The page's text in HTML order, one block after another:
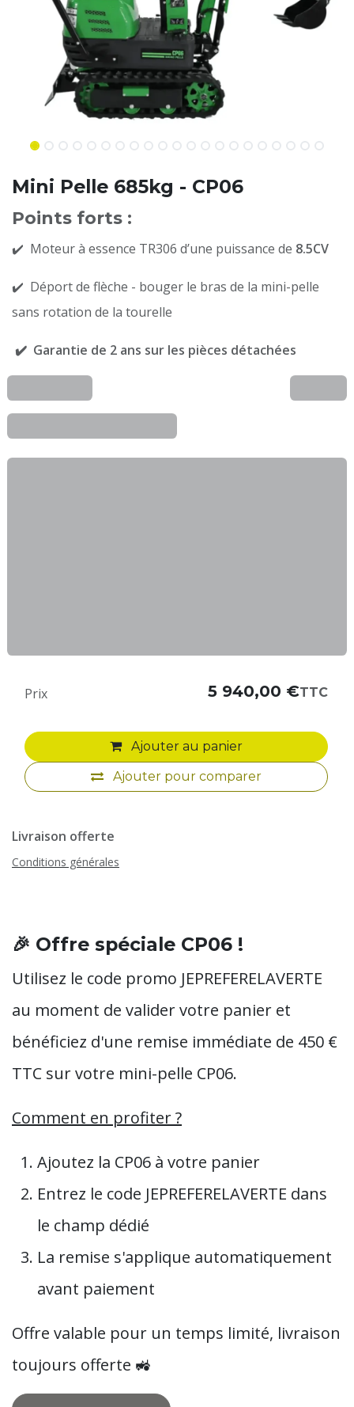
Mini Pelle 685kg - CP06
Points forts :
✔️ Moteur à essence TR306 d’une puissance de 8.5CV
✔️ Déport de flèche - bouger le bras de la mini-pelle
sans rotation de la tourelle
✔️ Garantie de 2 ans sur les pièces détachées
Ajouter au panier
Ajouter pour comparer
Prix 5 940,00 €TTC
Livraison offerte
Conditions générales
🎉 Offre spéciale CP06 !
Utilisez le code promo JEPREFERELAVERTE
au moment de valider votre panier et
bénéficiez d'une remise immédiate de 450 €
TTC sur votre mini-pelle CP06.
Comment en profiter ?
Ajoutez la CP06 à votre panier
Entrez le code JEPREFERELAVERTE dans
le champ dédié
La remise s'applique automatiquement
avant paiement
Offre valable pour un temps limité, livraison
toujours offerte 🚜